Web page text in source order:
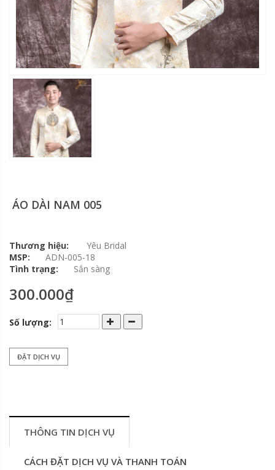
ÁO DÀI NAM 005
Thương hiệu:
Yêu Bridal
MSP:
ADN-005-18
Tình trạng:
Sắn sàng
300.000₫
Số lượng:
ĐẶT DỊCH VỤ
THÔNG TIN DỊCH VỤ
CÁCH ĐẶT DỊCH VỤ VÀ THANH TOÁN